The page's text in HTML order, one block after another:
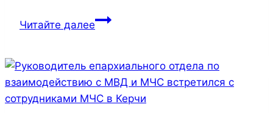
Читайте далееВ
акция
«Белый
цветок»